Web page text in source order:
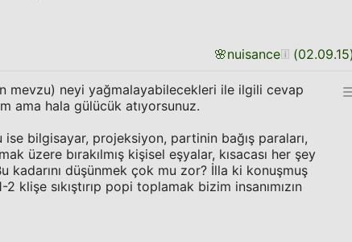
🌸nuisance (02.09.15
mevzu) neyi yağmalayabilecekleri ile ilgili cevap
ama hala gülücük atıyorsunuz.
bilgisayar, projeksiyon, partinin bağış paraları,
üzere bırakılmış kişisel eşyalar, kısacası her şey
kadarını düşünmek çok mu zor? İlla ki konuşmuş
klişe sıkıştırıp popi toplamak bizim insanımızın